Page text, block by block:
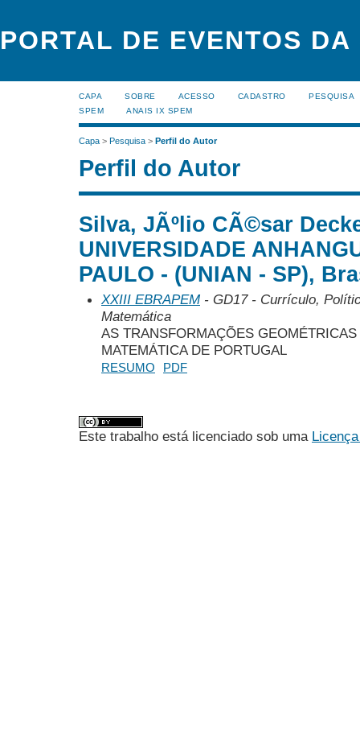
PORTAL DE EVENTOS DA
CAPA SOBRE ACESSO CADASTRO
PESQUISA
SPEM
ANAIS IX SPEM
Capa > Pesquisa > Perfil do Autor
Perfil do Autor
Silva, JÃºlio CÃ©sar
UNIVERSIDADE
PAULO - (UNIAN - SP),
XXIII EBRAPEM - GD17 - Currículo,
Matemática
AS TRANSFORMAÇÕES
MATEMÁTICA DE PORTUGAL
RESUMO PDF
Este trabalho está licenciado sob uma